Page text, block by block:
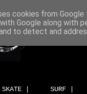
SKATE | SURF |
cookies from
Google along with
to detect and